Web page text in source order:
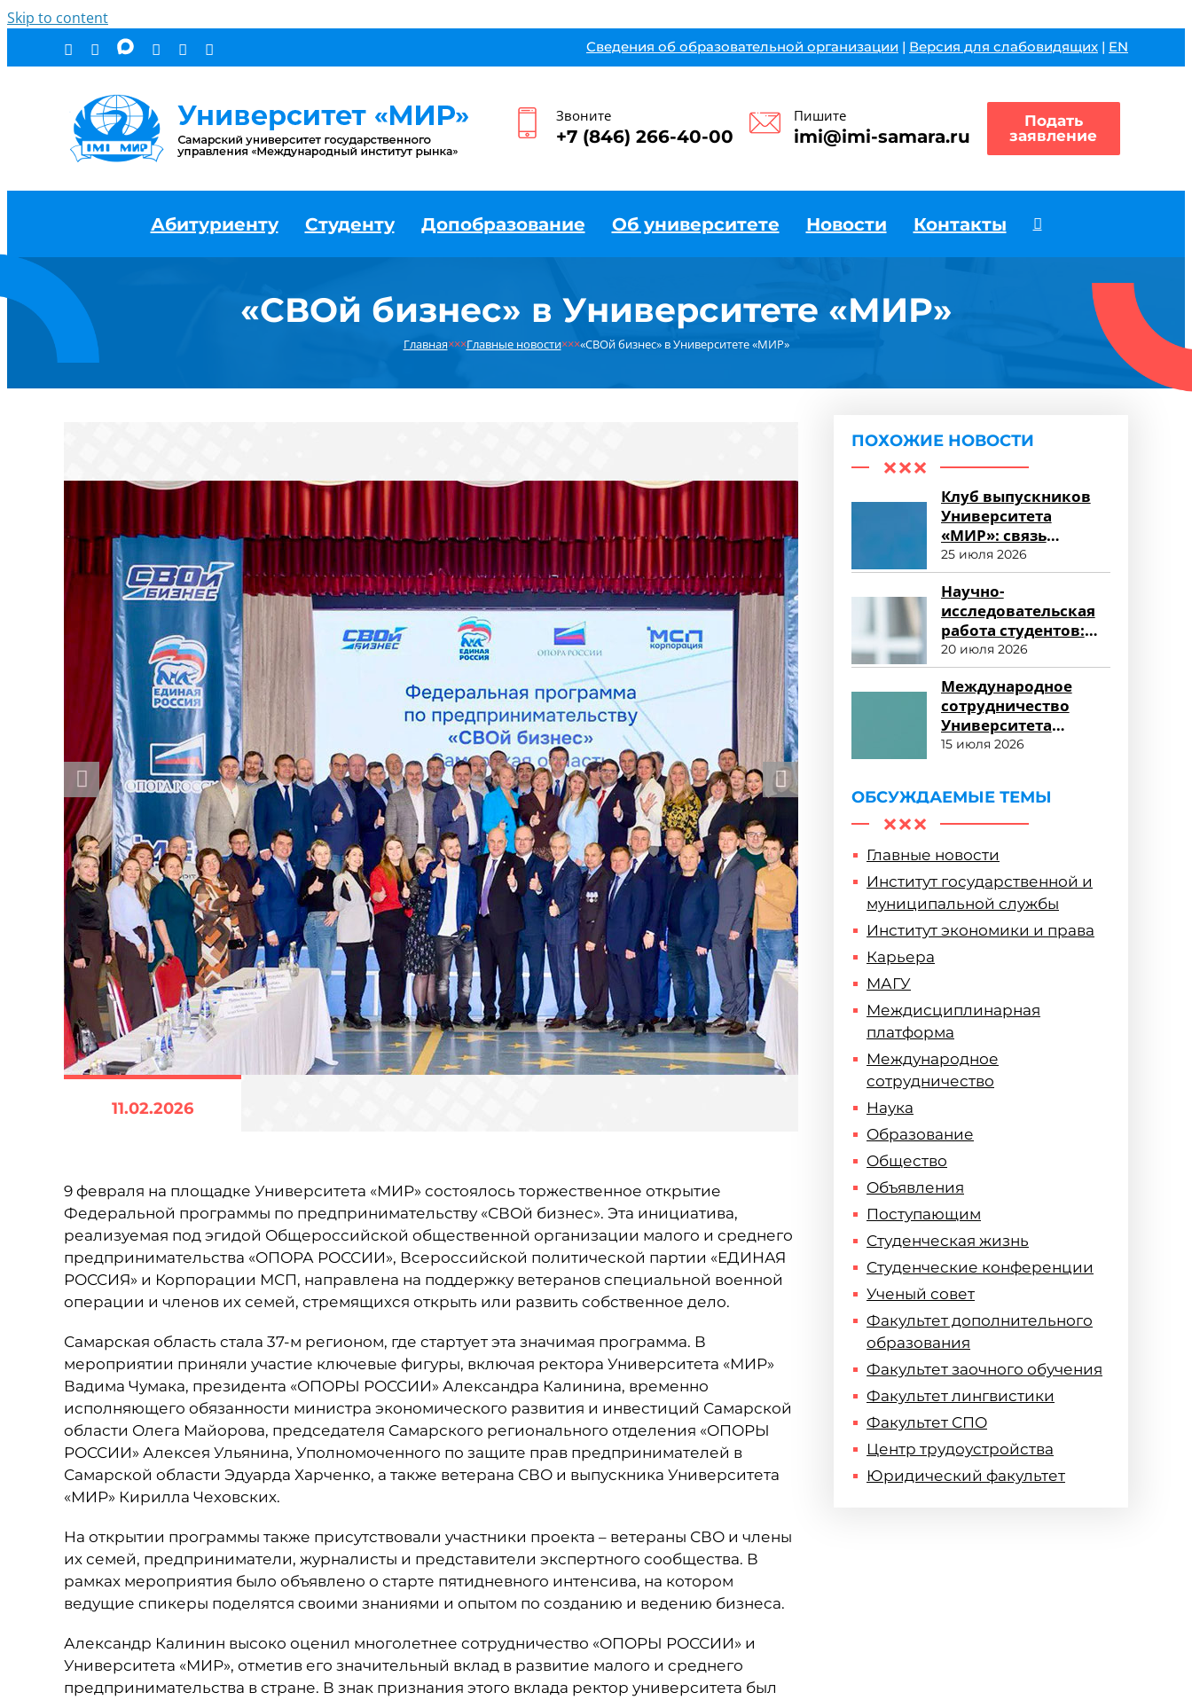
Skip to content
Сведения об образовательной организации | Версия для слабовидящих | EN
Звоните
+7 (846) 266-40-00
Пишите
imi@imi-samara.ru
Подать
заявление
Абитуриенту Студенту Допобразование Об университете Новости Контакты
«СВОй бизнес» в Университете «МИР»
Главная×××Главные новости×××«СВОй бизнес» в Университете «МИР»
11.02.2026
9 февраля на площадке Университета «МИР» состоялось торжественное открытие
Федеральной программы по предпринимательству «СВОй бизнес». Эта инициатива,
реализуемая под эгидой Общероссийской общественной организации малого и среднего
предпринимательства «ОПОРА РОССИИ», Всероссийской политической партии «ЕДИНАЯ
РОССИЯ» и Корпорации МСП, направлена на поддержку ветеранов специальной военной
операции и членов их семей, стремящихся открыть или развить собственное дело.
Самарская область стала 37-м регионом, где стартует эта значимая программа. В
мероприятии приняли участие ключевые фигуры, включая ректора Университета «МИР»
Вадима Чумака, президента «ОПОРЫ РОССИИ» Александра Калинина, временно
исполняющего обязанности министра экономического развития и инвестиций Самарской
области Олега Майорова, председателя Самарского регионального отделения «ОПОРЫ
РОССИИ» Алексея Ульянина, Уполномоченного по защите прав предпринимателей в
Самарской области Эдуарда Харченко, а также ветерана СВО и выпускника Университета
«МИР» Кирилла Чеховских.
На открытии программы также присутствовали участники проекта – ветераны СВО и члены
их семей, предприниматели, журналисты и представители экспертного сообщества. В
рамках мероприятия было объявлено о старте пятидневного интенсива, на котором
ведущие спикеры поделятся своими знаниями и опытом по созданию и ведению бизнеса.
Александр Калинин высоко оценил многолетнее сотрудничество «ОПОРЫ РОССИИ» и
Университета «МИР», отметив его значительный вклад в развитие малого и среднего
предпринимательства в стране. В знак признания этого вклада ректор университета был
ПОХОЖИЕ НОВОСТИ
Клуб выпускников
Университета
«МИР»: связь
поколений и
карьерные
возможности
25 июля 2026
Научно-
исследовательская
работа студентов:
возможности для
развития
20 июля 2026
Международное
сотрудничество
Университета
«МИР»: новые
15 июля 2026
ОБСУЖДАЕМЫЕ ТЕМЫ
Главные новости
Институт государственной и
муниципальной службы
Институт экономики и права
Карьера
МАГУ
Междисциплинарная
платформа
Международное
сотрудничество
Наука
Образование
Общество
Объявления
Поступающим
Студенческая жизнь
Студенческие конференции
Ученый совет
Факультет дополнительного
образования
Факультет заочного обучения
Факультет лингвистики
Факультет СПО
Центр трудоустройства
Юридический факультет